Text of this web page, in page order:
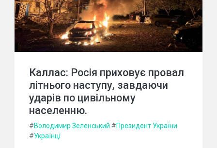
Каллас: Росія приховує провал
літнього наступу, завдаючи
ударів по цивільному
населенню.
#Володимир Зеленський #Президент України
#Українці